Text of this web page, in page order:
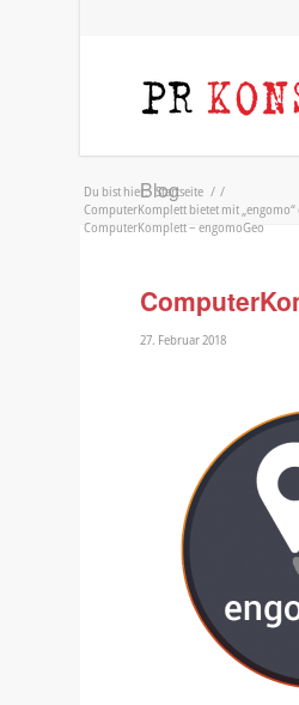
Blog
Du bist hier: Startseite / /
ComputerKomplett bietet mit
ComputerKomplett – engomoGeo
27. Februar 2018